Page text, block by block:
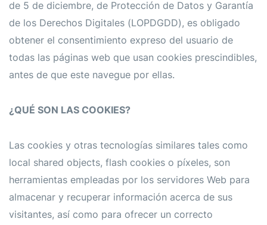
de 5 de diciembre, de Protección de Datos y Garantía
de los Derechos Digitales (LOPDGDD), es obligado
obtener el consentimiento expreso del usuario de
todas las páginas web que usan cookies prescindibles,
antes de que este navegue por ellas.
¿QUÉ SON LAS COOKIES?
Las cookies y otras tecnologías similares tales como
local shared objects, flash cookies o píxeles, son
herramientas empleadas por los servidores Web para
almacenar y recuperar información acerca de sus
visitantes, así como para ofrecer un correcto